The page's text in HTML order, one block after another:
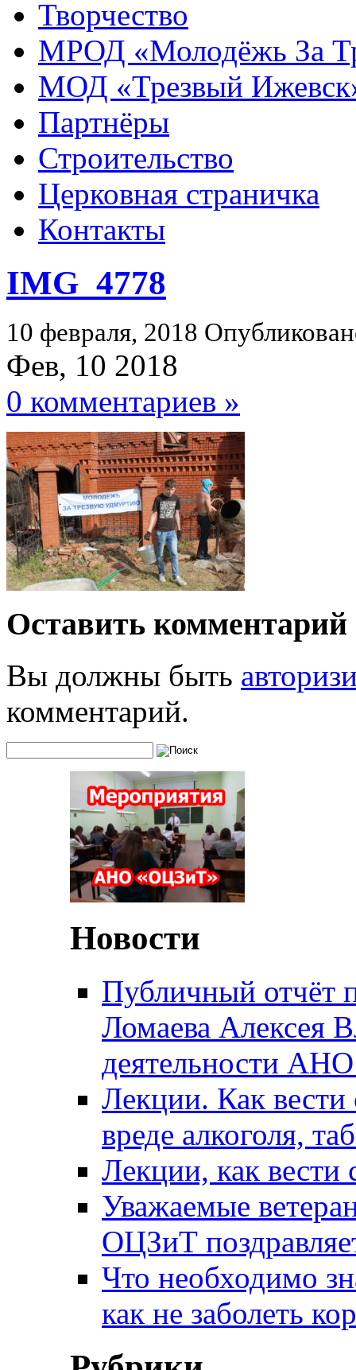
Творчество
МРОД «Молодёжь За
МОД «Трезвый
Партнёры
Строительство
Церковная страничка
Контакты
IMG_4778
10 февраля, 2018
Фев, 10 2018
0 комментариев »
Оставить комментарий
Вы должны быть
комментарий.
Новости
Публичный отчёт
Ломаева Алексея
деятельности
Лекции. Как вести
вреде алкоголя,
Лекции, как вести
Уважаемые
ОЦЗиТ
Что необходимо
как не заболеть